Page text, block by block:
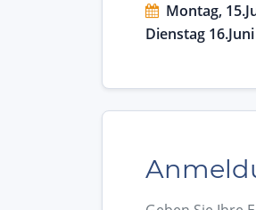
Montag,
Dienstag